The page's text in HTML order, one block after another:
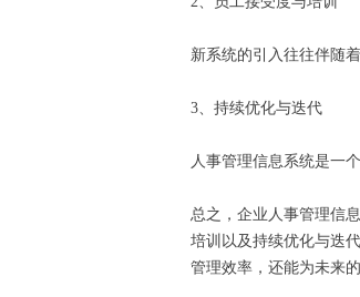
新系统的引入往往伴随
3、持续优化与迭代
人事管理信息系统是一
总之，企业人事管理信
培训以及持续优化与迭
管理效率，还能为未来